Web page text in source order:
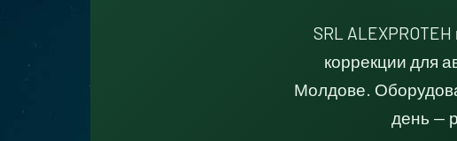
SRL
коррекции для
Молдове.
день —